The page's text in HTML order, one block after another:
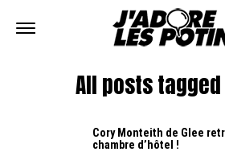
All posts
Cory Monteith de Glee
chambre d’hôtel !